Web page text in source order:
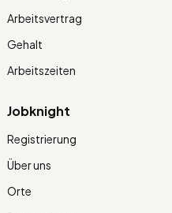
Arbeitsvertrag
Gehalt
Arbeitszeiten
Jobknight
Registrierung
Über uns
Orte